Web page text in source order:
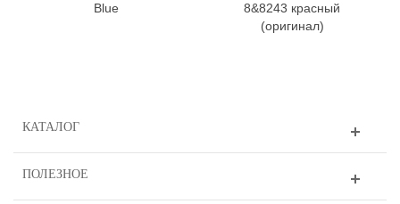
Blue
8&8243 красный
(оригинал)
КАТАЛОГ
ПОЛЕЗНОЕ